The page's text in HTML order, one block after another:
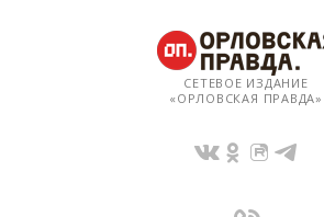
СЕТЕВОЕ ИЗДАНИЕ
«ОРЛОВСКАЯ ПРАВДА»